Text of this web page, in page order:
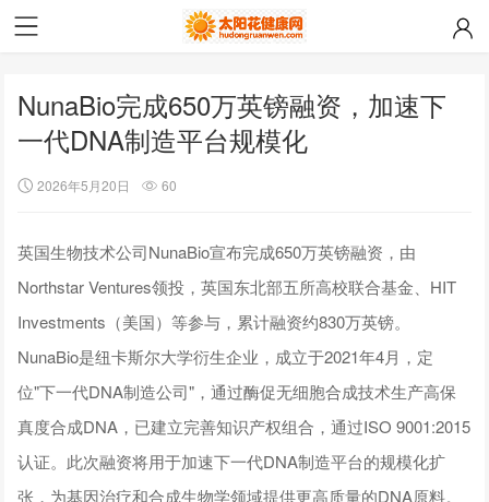
NunaBio完成650万英镑融资，加速下
一代DNA制造平台规模化
2026年5月20日 60
英国生物技术公司NunaBio宣布完成650万英镑融资，由
Northstar Ventures领投，英国东北部五所高校联合基金、HIT
Investments（美国）等参与，累计融资约830万英镑。
NunaBio是纽卡斯尔大学衍生企业，成立于2021年4月，定
位"下一代DNA制造公司"，通过酶促无细胞合成技术生产高保
真度合成DNA，已建立完善知识产权组合，通过ISO 9001:2015
认证。此次融资将用于加速下一代DNA制造平台的规模化扩
张，为基因治疗和合成生物学领域提供更高质量的DNA原料。